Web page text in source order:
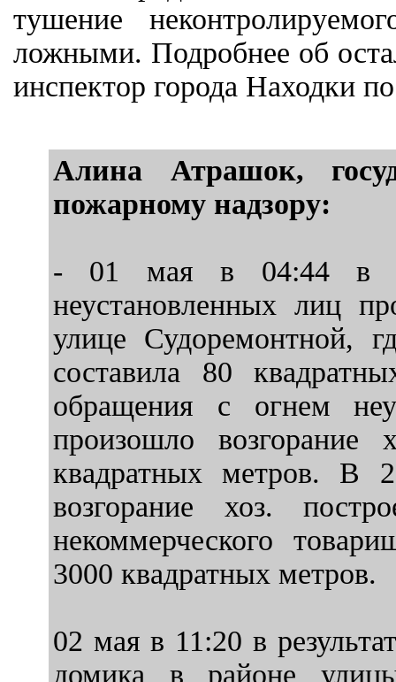
тушение
ложными. Подробнее об
инспектор города Находки
Алина Атрашок,
пожарному надзору:
- 01 мая в 04:44 в
неустановленных лиц
улице Судоремонтной,
составила 80
обращения с огнем
произошло
квадратных метров. В
возгорание хоз.
некоммерческого
3000 квадратных метров.
02 мая в 11:20 в
домика в районе улицы